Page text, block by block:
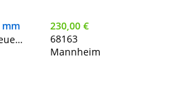
mm
Hallo ihr lieben verkaufe meine neue Apple Watch da ich keine Uhren trage verkaufe ich sie
230,00 €
68163
Mannheim